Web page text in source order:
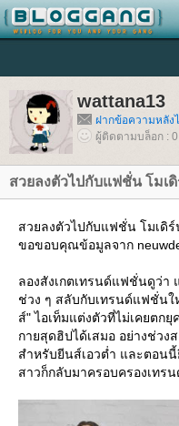
wattana13
ฝากข้อความหลัง
ผู้ติดตามบล็อก :
สวยลงตัวไปกับแฟชั่น โมเ
สวยลงตัวไปกับแฟชั่น โมเดิ
ขอขอบคุณข้อมูลจาก
ลองสังเกตเทรนด์แฟชั่นดูว่า
ช่วง ๆ สลับกับเทรนด์แฟชั่น
ส์" ไอเท็มแต่งตัวที่ไม่เคยตก
กายสุดฮิปได้เสมอ อย่างช่ว
สำหรับยีนส์เอวต่ำ และตอน
สาวก็กลับมาครอบครองเทร